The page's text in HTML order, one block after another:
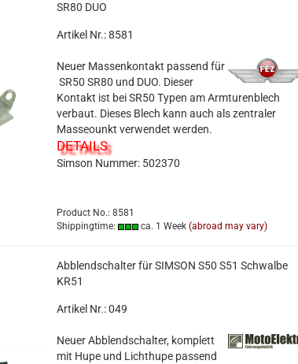
SR80 DUO
Artikel Nr.: 8581
Neuer Massenkontakt passend für
SR50 SR80 und DUO. Dieser
Kontakt ist bei SR50 Typen am Armturenblech
verbaut. Dieses Blech kann auch als zentraler
Masseounkt verwendet werden.
DETAILS
Simson Nummer: 502370
Product No.: 8581
Shippingtime:
ca. 1 Week (abroad may vary)
Abblendschalter für SIMSON S50 S51 Schwalbe
KR51
Artikel Nr.: 049
Neuer Abblendschalter, komplett
mit Hupe und Lichthupe passend